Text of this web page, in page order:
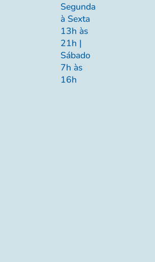
Segunda
à Sexta
13h às
21h |
Sábado
7h às
16h